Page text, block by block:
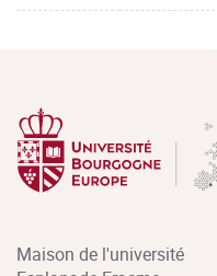
Maison de l'université